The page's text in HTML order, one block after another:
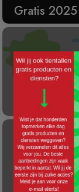
Gratis 2025
Laat
Gratis